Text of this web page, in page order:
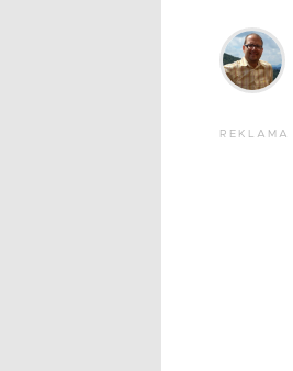
REKLAMA